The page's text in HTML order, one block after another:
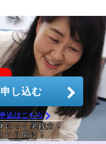
解消します！
し込む
込はこちら